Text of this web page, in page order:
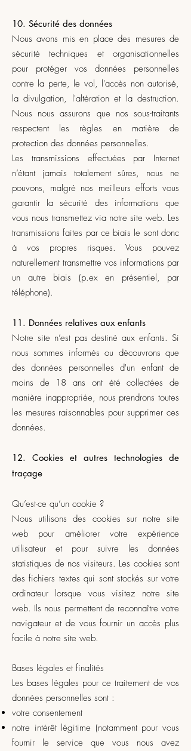
10. Sécurité des données
Nous avons mis en place des mesures de
sécurité techniques et organisationnelles
pour protéger vos données personnelles
contre la perte, le vol, l'accès non autorisé,
la divulgation, l'altération et la destruction.
Nous nous assurons que nos sous-traitants
respectent les règles en matière de
protection des données personnelles.
Les transmissions effectuées par Internet
n’étant jamais totalement sûres, nous ne
pouvons, malgré nos meilleurs efforts vous
garantir la sécurité des informations que
vous nous transmettez via notre site web. Les
transmissions faites par ce biais le sont donc
à vos propres risques. Vous pouvez
naturellement transmettre vos informations par
un autre biais (p.ex en présentiel, par
téléphone).
11. Données relatives aux enfants
Notre site n’est pas destiné aux enfants. Si
nous sommes informés ou découvrons que
des données personnelles d'un enfant de
moins de 18 ans ont été collectées de
manière inappropriée, nous prendrons toutes
les mesures raisonnables pour supprimer ces
données.
12. Cookies et autres technologies de
traçage
Qu’est-ce qu’un cookie ?
Nous utilisons des cookies sur notre site
web pour améliorer votre expérience
utilisateur et pour suivre les données
statistiques de nos visiteurs. Les cookies sont
des fichiers textes qui sont stockés sur votre
ordinateur lorsque vous visitez notre site
web. Ils nous permettent de reconnaître votre
navigateur et de vous fournir un accès plus
facile à notre site web.
Bases légales et finalités
Les bases légales pour ce traitement de vos
données personnelles sont :
votre consentement
notre intérêt légitime (notamment pour vous
fournir le service que vous nous avez